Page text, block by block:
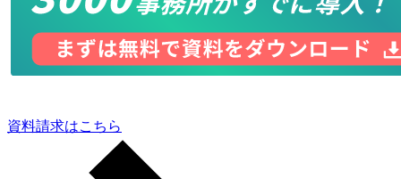
資料請求はこちら